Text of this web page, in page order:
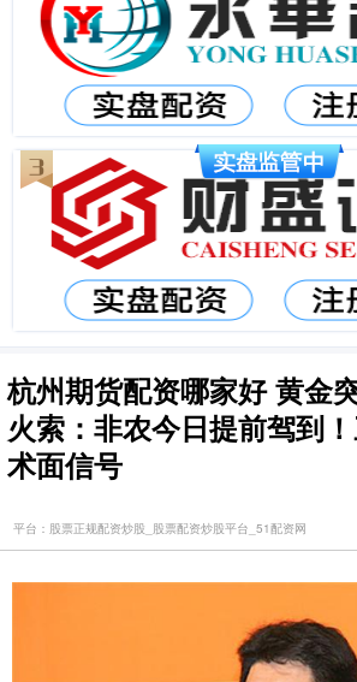
杭州期货配资哪家好 黄金
火索：非农今日提前驾到
术面信号
平台：股票正规配资炒股_股票配资炒股平台_51配资网